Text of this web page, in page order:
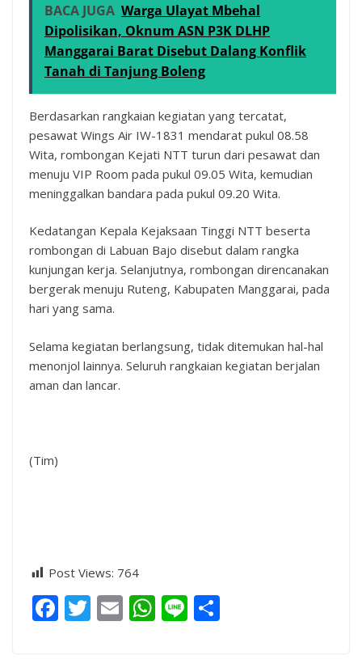
BACA JUGA Warga Ulayat Mbehal
Dipolisikan, Oknum ASN P3K DLHP
Manggarai Barat Disebut Dalang Konflik
Tanah di Tanjung Boleng
Berdasarkan rangkaian kegiatan yang tercatat,
pesawat Wings Air IW-1831 mendarat pukul 08.58
Wita, rombongan Kejati NTT turun dari pesawat dan
menuju VIP Room pada pukul 09.05 Wita, kemudian
meninggalkan bandara pada pukul 09.20 Wita.
Kedatangan Kepala Kejaksaan Tinggi NTT beserta
rombongan di Labuan Bajo disebut dalam rangka
kunjungan kerja. Selanjutnya, rombongan direncanakan
bergerak menuju Ruteng, Kabupaten Manggarai, pada
hari yang sama.
Selama kegiatan berlangsung, tidak ditemukan hal-hal
menonjol lainnya. Seluruh rangkaian kegiatan berjalan
aman dan lancar.
(Tim)
Post Views: 764
F T E W Li